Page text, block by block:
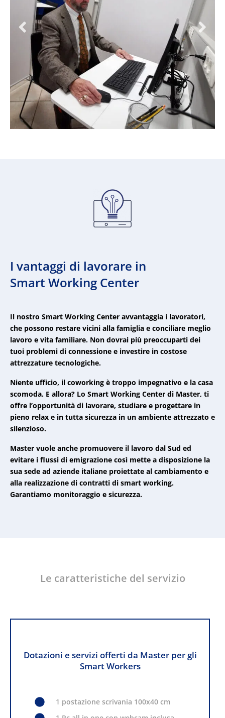
I vantaggi di lavorare in
Smart Working Center
Il nostro Smart Working Center avvantaggia i lavoratori,
che possono restare vicini alla famiglia e conciliare meglio
lavoro e vita familiare. Non dovrai più preoccuparti dei
tuoi problemi di connessione e investire in costose
attrezzature tecnologiche.
Niente ufficio, il coworking è troppo impegnativo e la casa
scomoda. E allora? Lo Smart Working Center di Master, ti
offre l’opportunità di lavorare, studiare e progettare in
pieno relax e in tutta sicurezza in un ambiente attrezzato e
silenzioso.
Master vuole anche promuovere il lavoro dal Sud ed
evitare i flussi di emigrazione così mette a disposizione la
sua sede ad aziende italiane proiettate al cambiamento e
alla realizzazione di contratti di smart working.
Garantiamo monitoraggio e sicurezza.
Le caratteristiche del servizio
Dotazioni e servizi offerti da Master per gli
Smart Workers
1 postazione scrivania 100x40 cm